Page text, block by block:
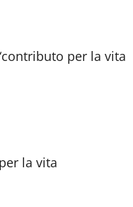
per la vita
la vita